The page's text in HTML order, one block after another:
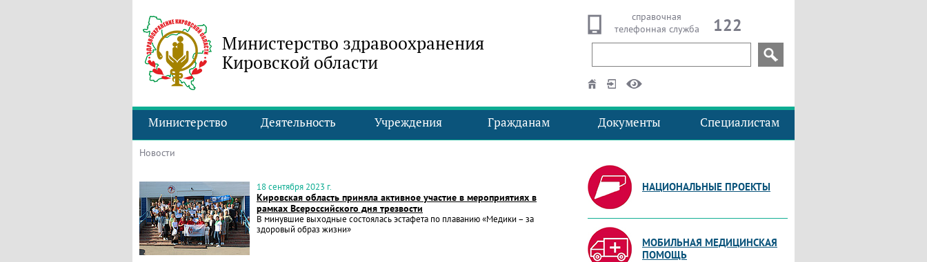
Министерство здравоохранения
Кировской области
справочная
телефонная служба
122
Министерство Деятельность Учреждения Гражданам Документы Специалистам
Новости
18 сентября 2023 г.
Кировская область приняла активное участие в мероприятиях в
рамках Всероссийского дня трезвости
В минувшие выходные состоялась эстафета по плаванию «Медики – за
здоровый образ жизни»
НАЦИОНАЛЬНЫЕ ПРОЕКТЫ
МОБИЛЬНАЯ МЕДИЦИНСКАЯ
ПОМОЩЬ